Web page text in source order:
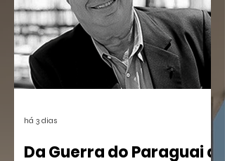
Da Guerra do Paraguai a
há 3 dias